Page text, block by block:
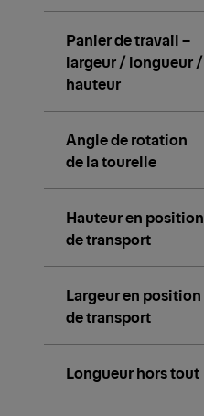
Panier de travail –
largeur / longueur /
hauteur
Angle de rotation
de la tourelle
Hauteur en position
de transport
Largeur en position
de transport
Longueur hors tout